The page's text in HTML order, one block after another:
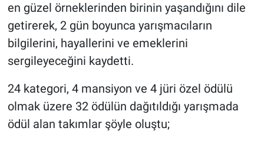
en güzel örneklerinden birinin yaşandığını dile
getirerek, 2 gün boyunca yarışmacıların
bilgilerini, hayallerini ve emeklerini
sergileyeceğini kaydetti.
24 kategori, 4 mansiyon ve 4 jüri özel ödülü
olmak üzere 32 ödülün dağıtıldığı yarışmada
ödül alan takımlar şöyle oluştu;